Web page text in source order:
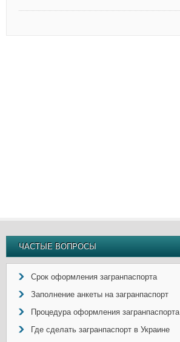
ЧАСТЫЕ ВОПРОСЫ
Срок оформления загранпаспорта
Заполнение анкеты на загранпаспорт
Процедура оформления загранпаспорта
Где сделать загранпаспорт в Украине